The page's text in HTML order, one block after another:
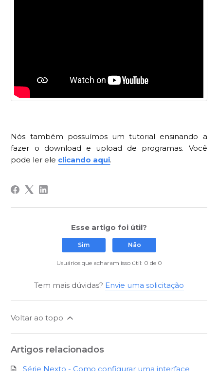
Nós também possuímos um tutorial ensinando a
fazer o download e upload de programas. Você
pode ler ele clicando aqui.
Esse artigo foi útil?
Sim Não
Usuários que acharam isso útil: 0 de 0
Tem mais dúvidas? Envie uma solicitação
Voltar ao topo
Artigos relacionados
Série Nexto - Como configurar uma interface